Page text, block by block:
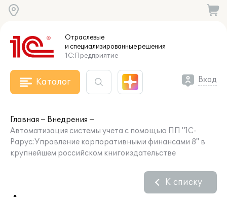
Отраслевые
и специализированныерешения
1С:Предприятие
Каталог Вход
Главная
Внедрения
Автоматизация системы учета с помощью ПП "1С-
Рарус:Управление корпоративными финансами 8" в
крупнейшем российском книгоиздательстве
К списку